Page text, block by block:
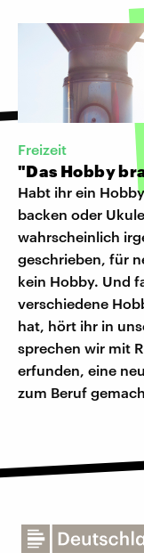
Freizeit
"Das Hobby
Habt ihr ein
backen oder
wahrscheinlich
geschrieben, für
kein Hobby. Und
verschiedene
hat, hört ihr in
sprechen wir mit
erfunden, eine
zum Beruf